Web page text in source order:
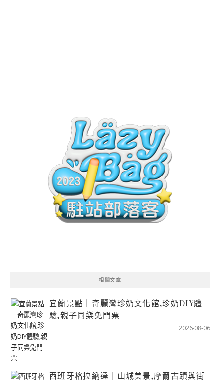
相關文章
宜蘭景點｜奇麗灣珍奶文化館,珍奶DIY體
驗,親子同樂免門票
2026-08-06
西班牙格拉納達｜山城美景,摩爾古蹟與街